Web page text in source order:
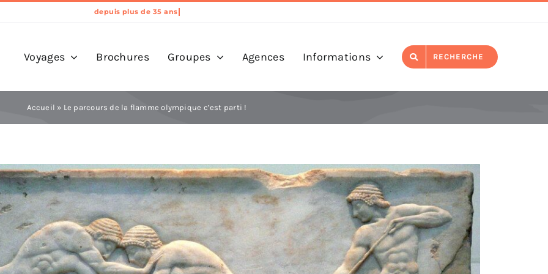
Voyages Brochures Groupes Agences Informations RECHERCHE
Accueil » Le parcours de la flamme olympique c’est parti !